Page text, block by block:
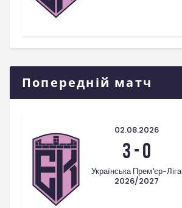
Попередній матч
02.08.2026
3-0
Українська Прем'єр-Ліга
2026/2027